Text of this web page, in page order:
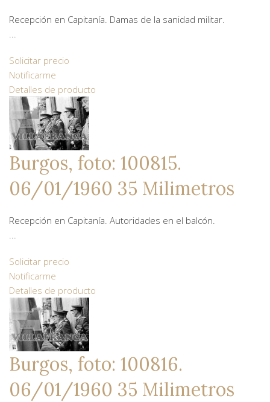
Recepción en Capitanía. Damas de la sanidad militar.
...
Solicitar precio
Notificarme
Detalles de producto
Burgos, foto: 100815.
06/01/1960 35 Milimetros
Recepción en Capitanía. Autoridades en el balcón.
...
Solicitar precio
Notificarme
Detalles de producto
Burgos, foto: 100816.
06/01/1960 35 Milimetros